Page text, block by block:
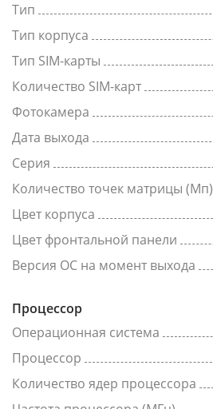
Тип
Тип корпуса
Тип SIM-карты
Количество SIM-карт
Фотокамера
Дата выхода
Серия
Количество точек матрицы (Мп)
Цвет корпуса
Цвет фронтальной панели
Версия ОС на момент выхода
Процессор
Операционная система
Процессор
Количество ядер процессора